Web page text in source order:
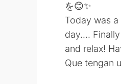
を😊✨
Today was
day....
and relax!
Que tengan